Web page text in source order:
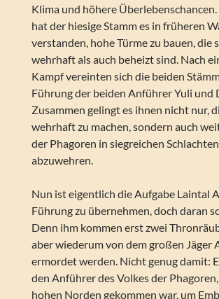
Klima und höhere
hat der hiesige Stamm es in früheren
verstanden, hohe Türme zu bauen, die
wehrhaft als auch beheizt sind. Nach
Kampf vereinten sich die beiden
Führung der beiden Anführer Yuli und
Zusammen gelingt es ihnen nicht nur,
wehrhaft zu machen, sondern auch
der Phagoren in siegreichen Schlachten
abzuwehren.
Nun ist eigentlich die Aufgabe Laintal
Führung zu übernehmen, doch daran
Denn ihm kommen erst zwei
aber wiederum von dem großen Jäger
ermordet werden. Nicht genug damit:
den Anführer des Volkes der
hohen Norden gekommen war, um